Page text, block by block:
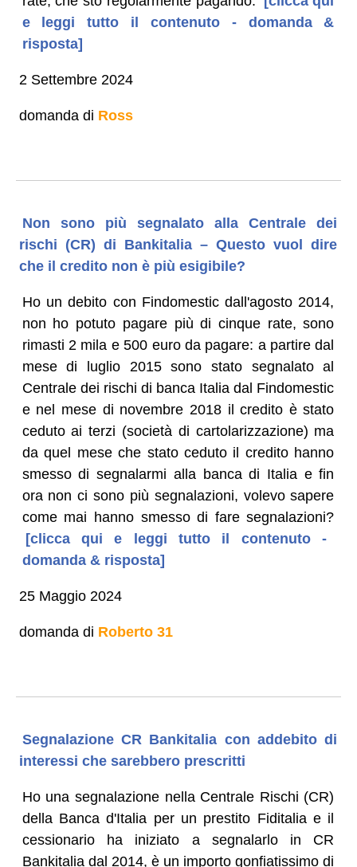
e leggi tutto il contenuto - domanda &
risposta]
2 Settembre 2024
domanda di Ross
Non sono più segnalato alla Centrale dei
rischi (CR) di Bankitalia – Questo vuol dire
che il credito non è più esigibile?
Ho un debito con Findomestic dall'agosto 2014,
non ho potuto pagare più di cinque rate, sono
rimasti 2 mila e 500 euro da pagare: a partire dal
mese di luglio 2015 sono stato segnalato al
Centrale dei rischi di banca Italia dal Findomestic
e nel mese di novembre 2018 il credito è stato
ceduto ai terzi (società di cartolarizzazione) ma
da quel mese che stato ceduto il credito hanno
smesso di segnalarmi alla banca di Italia e fin
ora non ci sono più segnalazioni, volevo sapere
come mai hanno smesso di fare segnalazioni?
[clicca qui e leggi tutto il contenuto -
domanda & risposta]
25 Maggio 2024
domanda di Roberto 31
Segnalazione CR Bankitalia con addebito di
interessi che sarebbero prescritti
Ho una segnalazione nella Centrale Rischi (CR)
della Banca d'Italia per un prestito Fiditalia e il
cessionario ha iniziato a segnalarlo in CR
Bankitalia dal 2014, è un importo gonfiatissimo di